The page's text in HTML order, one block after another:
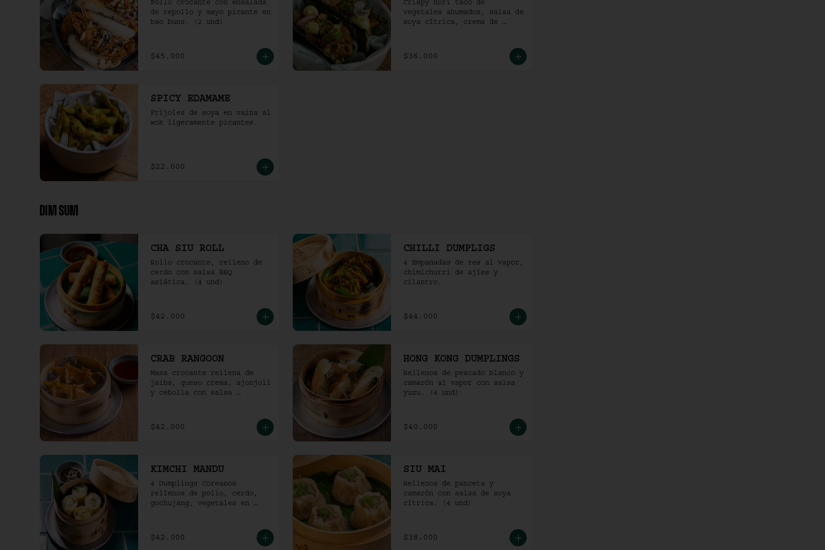
Pollo crocante con ensalada
de repollo y mayo picante en
bao buns. (2 und)
$45.000
Crispy nori taco de
vegetales ahumados, salsa de
soya cítrica, crema de
$36.000
SPICY EDAMAME
Frijoles de soya en vaina al
wok ligeramente picantes.
$22.000
DIM SUM
CHA SIU ROLL
Rollo crocante, relleno de
cerdo con salsa BBQ
asiática. (4 und)
$42.000
CHILLI DUMPLIGS
4 Empanadas de res al vapor,
chimichurri de ajíes y
cilantro.
$44.000
CRAB RANGOON
Masa crocante rellena de
jaiba, queso crema, ajonjolí
y cebolla con salsa
$42.000
HONG KONG DUMPLINGS
Rellenos de pescado blanco y
camarón al vapor con salsa
yuzu. (4 und)
$40.000
KIMCHI MANDU
4 Dumplings Coreanos
rellenos de pollo, cerdo,
gochujang, vegetales en
$42.000
SIU MAI
Rellenos de panceta y
camarón con salsa de soya
cítrica. (4 und)
$38.000